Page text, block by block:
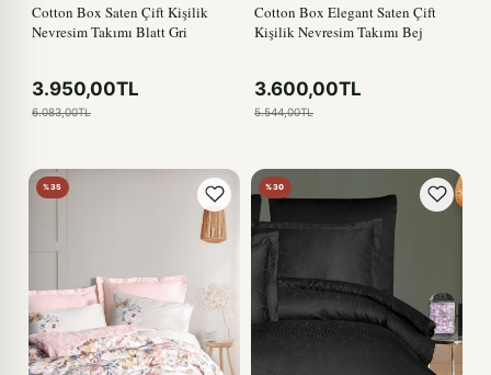
Cotton Box Saten Çift Kişilik
Nevresim Takımı Blatt Gri
3.950,00TL
6.083,00TL
Cotton Box Elegant Saten Çift
Kişilik Nevresim Takımı Bej
3.600,00TL
5.544,00TL
%35 %30